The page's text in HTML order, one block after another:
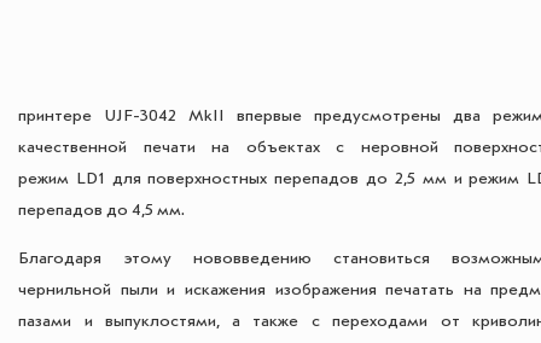
принтере UJF-3042 MkII впервые предусмотрены два
качественной печати на объектах с неровной
режим LD1 для поверхностных перепадов до 2,5 мм и режим
перепадов до 4,5 мм.
Благодаря этому нововведению становиться
чернильной пыли и искажения изображения печатать на
пазами и выпуклостями, а также с переходами от